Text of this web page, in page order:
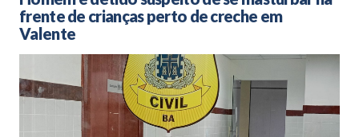
frente de crianças perto de creche em
Valente